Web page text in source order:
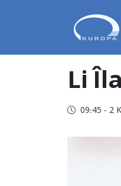
Li
09:45 - 2